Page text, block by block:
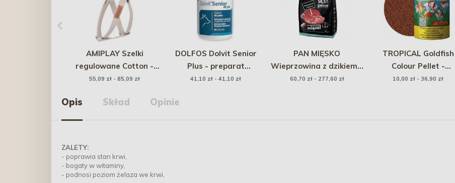
AMIPLAY Szelki
regulowane Cotton -
Beżowe
55,09 zł - 85,09 zł
DOLFOS Dolvit Senior
Plus - preparat
witaminowy z
41,10 zł - 41,10 zł
PAN MIĘSKO
Wieprzowina z dzikiem -
rozmiar chrupek: XL
60,70 zł - 277,60 zł
TROPICAL Goldfish
Colour Pellet -
wybarwiający pokarm
10,00 zł - 36,90 zł
Opis Skład Opinie
ZALETY:
- poprawia stan krwi,
- bogaty w witaminy,
- podnosi poziom żelaza we krwi,